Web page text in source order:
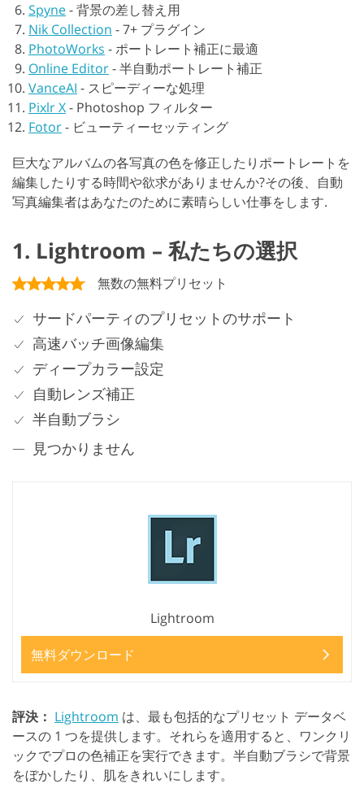
Spyne-背景の差し替え用
Nik Collection -7+ プラグイン
PhotoWorks -ポートレート補正に最適
Online Editor-半自動ポートレート補正
VanceAI - スピーディーな処理
Pixlr X- Photoshop フィルター
Fotor- ビューティーセッティング
巨大なアルバムの各写真の色を修正したりポートレートを
編集したりする時間や欲求がありませんか?その後、自動
写真編集者はあなたのために素晴らしい仕事をします.
1. Lightroom – 私たちの選択
無数の無料プリセット
サードパーティのプリセットのサポート
高速バッチ画像編集
ディープカラー設定
自動レンズ補正
半自動ブラシ
見つかりません
Lightroom
無料ダウンロード
評決： Lightroom は、最も包括的なプリセット データベ
ースの 1 つを提供します。それらを適用すると、ワンクリ
ックでプロの色補正を実行できます。半自動ブラシで背景
をぼかしたり、肌をきれいにします。